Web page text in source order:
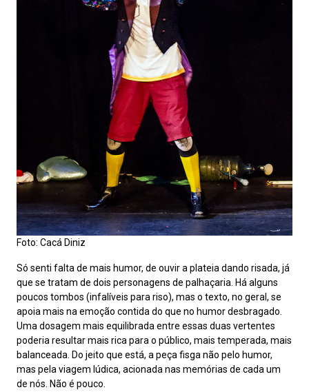
Foto: Cacá Diniz
Só senti falta de mais humor, de ouvir a plateia dando risada, já
que se tratam de dois personagens de palhaçaria. Há alguns
poucos tombos (infalíveis para riso), mas o texto, no geral, se
apoia mais na emoção contida do que no humor desbragado.
Uma dosagem mais equilibrada entre essas duas vertentes
poderia resultar mais rica para o público, mais temperada, mais
balanceada. Do jeito que está, a peça fisga não pelo humor,
mas pela viagem lúdica, acionada nas memórias de cada um
de nós. Não é pouco.